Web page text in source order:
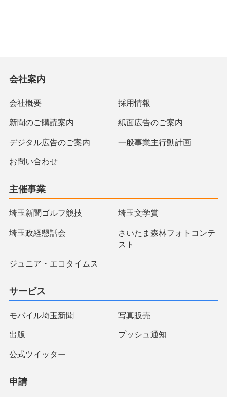
会社案内
会社概要 採用情報
新聞のご購読案内 紙面広告のご案内
デジタル広告のご案内 一般事業主行動計画
お問い合わせ
主催事業
埼玉新聞ゴルフ競技 埼玉文学賞
埼玉政経懇話会
さいたま森林フォトコンテ
スト
ジュニア・エコタイムス
サービス
モバイル埼玉新聞 写真販売
出版 プッシュ通知
公式ツイッター
申請